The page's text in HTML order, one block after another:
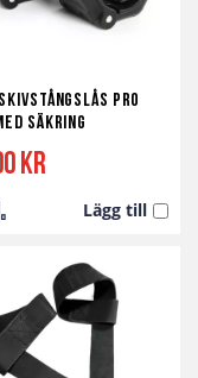
Pro
Säkring
kr
Lägg till